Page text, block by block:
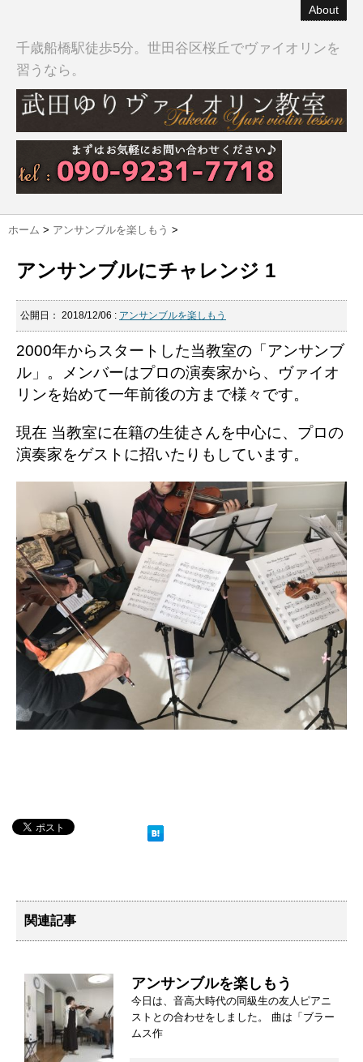
About
千歳船橋駅徒歩5分。世田谷区桜丘でヴァイオリンを
習うなら。
ホーム > アンサンブルを楽しもう >
アンサンブルにチャレンジ 1
公開日： 2018/12/06 : アンサンブルを楽しもう
2000年からスタートした当教室の「アンサンブ
ル」。メンバーはプロの演奏家から、ヴァイオ
リンを始めて一年前後の方まで様々です。
現在 当教室に在籍の生徒さんを中心に、プロの
演奏家をゲストに招いたりもしています。
関連記事
アンサンブルを楽しもう
今日は、音高大時代の同級生の友人ピアニ
ストとの合わせをしました。 曲は「ブラー
ムス作